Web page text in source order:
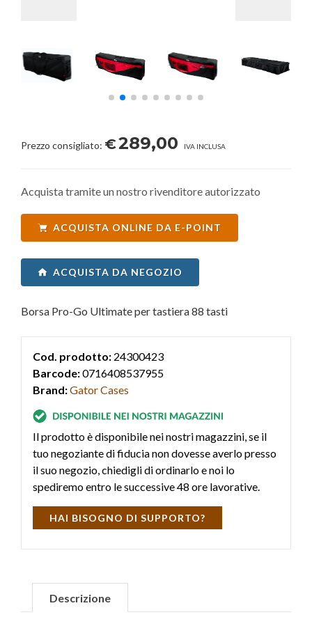
Prezzo consigliato: €289,00 IVA INCLUSA
Acquista tramite un nostro rivenditore autorizzato
ACQUISTA ONLINE DA E-POINT
ACQUISTA DA NEGOZIO
Borsa Pro-Go Ultimate per tastiera 88 tasti
Cod. prodotto: 24300423
Barcode:0716408537955
Brand:Gator Cases
Il prodotto è disponibile nei nostri magazzini, se il
tuo negoziante di fiducia non dovesse averlo presso
il suo negozio, chiedigli di ordinarlo e noi lo
spediremo entro le successive 48 ore lavorative.
HAI BISOGNO DI SUPPORTO?
Descrizione